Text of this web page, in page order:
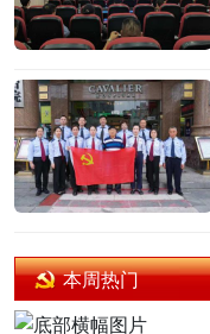
本周热门